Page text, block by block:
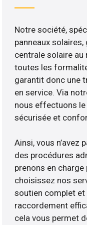
Notre société,
panneaux
centrale solaire au
toutes les
garantit donc une
en service. Via
nous effectuons
sécurisée et
Ainsi, vous n’avez
des procédures
prenons en
choisissez nos
soutien complet et
raccordement
cela vous permet